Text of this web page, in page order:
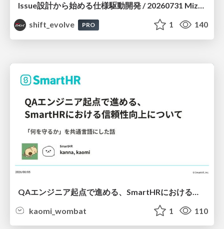
Issue設計から始める仕様駆動開発 / 20260731 Mizuki Hirata
shift_evolve
PRO 1 140
kaomi_wombat
1 110